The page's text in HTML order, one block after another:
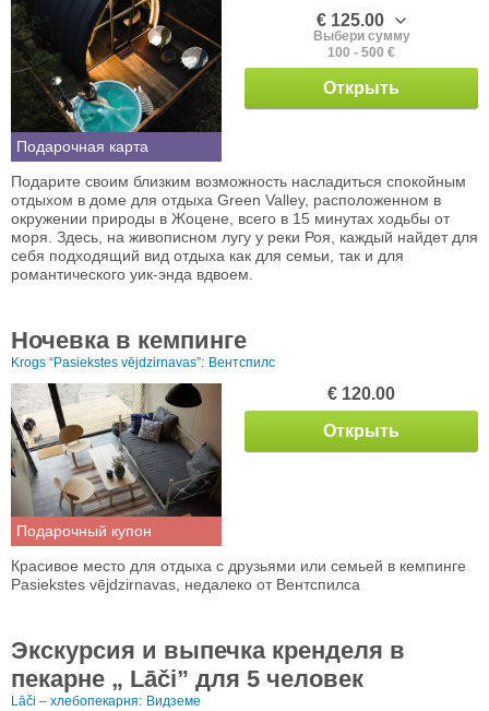
Подарочная карта
€ 125.00
Выбери сумму
100 - 500 €
Открыть
Подарите своим близким возможность насладиться спокойным
отдыхом в доме для отдыха Green Valley, расположенном в
окружении природы в Жоцене, всего в 15 минутах ходьбы от
моря. Здесь, на живописном лугу у реки Роя, каждый найдет для
себя подходящий вид отдыха как для семьи, так и для
романтического уик-энда вдвоем.
Ночевка в кемпинге
Krogs “Pasiekstes vējdzirnavas”: Вентспилс
Подарочный купон
€ 120.00
Открыть
Красивое место для отдыха с друзьями или семьей в кемпинге
Pasiekstes vējdzirnavas, недалеко от Вентспилса
Экскурсия и выпечка кренделя в
пекарне „ Lāči” для 5 человек
Lāči – хлебопекарня: Видземе